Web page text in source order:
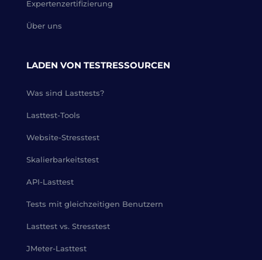
Expertenzertifizierung
Über uns
LADEN VON TESTRESSOURCEN
Was sind Lasttests?
Lasttest-Tools
Website-Stresstest
Skalierbarkeitstest
API-Lasttest
Tests mit gleichzeitigen Benutzern
Lasttest vs. Stresstest
JMeter-Lasttest